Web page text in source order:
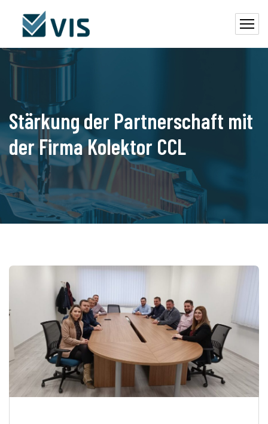
Stärkung der Partnerschaft mit
der Firma Kolektor CCL